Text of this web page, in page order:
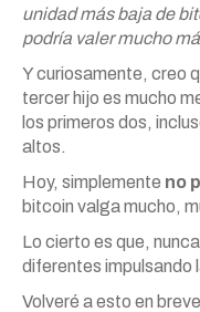
unidad más baja de
podría valer mucho
Y curiosamente, creo
tercer hijo es mucho
los primeros dos,
altos.
Hoy, simplemente no
bitcoin valga mucho,
Lo cierto es que,
diferentes impulsando
Volveré a esto en